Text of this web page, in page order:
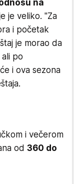
na
je veliko. "Za
i početak
je morao da
po
i ova sezona
i večerom
od 360 do